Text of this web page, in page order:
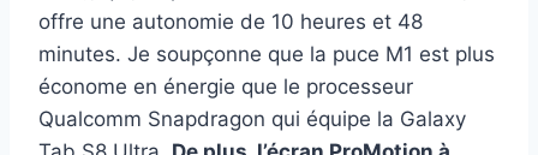
offre une autonomie de 10 heures et 48
minutes. Je soupçonne que la puce M1 est plus
économe en énergie que le processeur
Qualcomm Snapdragon qui équipe la Galaxy